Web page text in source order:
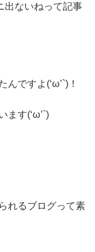
出ないねって記事
ですよ(‘ω’`)！
ます(‘ω’`)
れるブログって素